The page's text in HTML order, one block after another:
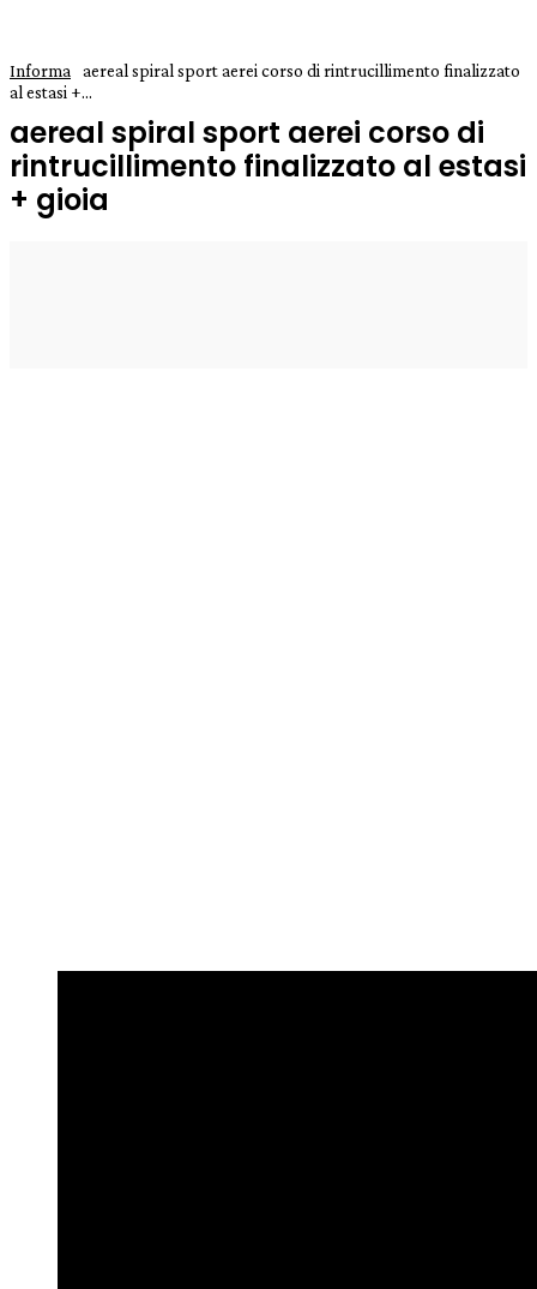
Informa
aereal spiral sport aerei corso di rintrucillimento finalizzato
al estasi +...
aereal spiral sport aerei corso di
rintrucillimento finalizzato al estasi
+ gioia